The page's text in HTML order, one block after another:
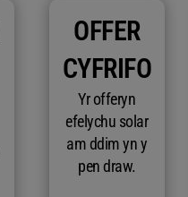
OFFER
CYFRIFO
Yr offeryn
efelychu solar
am ddim yn y
pen draw.